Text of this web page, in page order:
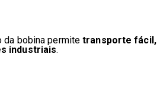
da bobina permitetransporte fácil,
industriais.